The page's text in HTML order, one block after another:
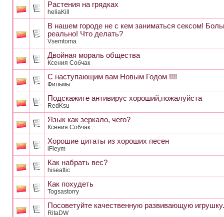
Растения на грядках
heliaKill
В нашем городе не с кем заниматься сексом!
реально! Что делать?
Vsemtoma
Двойная мораль общества
Ксения Собчак
С наступающим вам Новым Годом !!!!
Фильмы
Подскажите антивирус хороший,пожалуйста
RedKsu
Язык как зеркало, чего?
Ксения Собчак
Хорошие цитаты из хороших песен
iFleym
Как набрать вес?
hiseattic
Как похудеть
Togsastorry
Посоветуйте качественную развивающую игрушку.
RitaDW